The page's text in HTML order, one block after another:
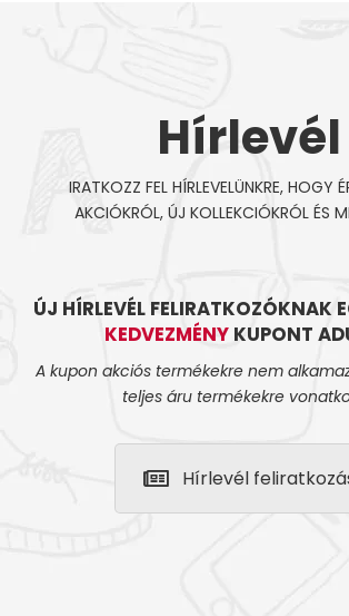
Hírlevél
IRATKOZZ FEL HÍRLEVELÜNKRE, HOGY
AKCIÓKRÓL, ÚJ KOLLEKCIÓKRÓL ÉS
ÚJ HÍRLEVÉL FELIRATKOZÓKNAK
KEDVEZMÉNY KUPONT
A kupon akciós termékekre nem
teljes áru termékekre
Hírlevél